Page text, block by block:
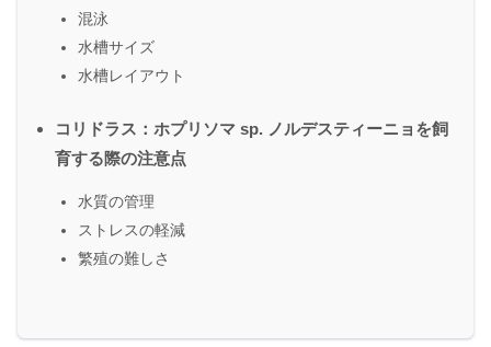
混泳
水槽サイズ
水槽レイアウト
コリドラス：ホプリソマ sp. ノルデスティーニョを飼
育する際の注意点
水質の管理
ストレスの軽減
繁殖の難しさ